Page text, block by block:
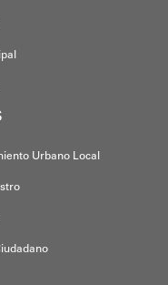
Urbano Local